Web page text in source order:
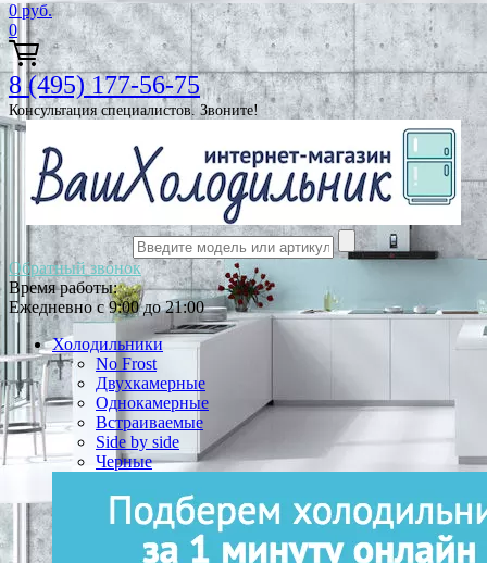
0 руб.
0
8 (495) 177-56-75
Консультация специалистов. Звоните!
Обратный звонок
Время работы:
Ежедневно с 9:00 до 21:00
Холодильники
No Frost
Двухкамерные
Однокамерные
Встраиваемые
Side by side
Черные